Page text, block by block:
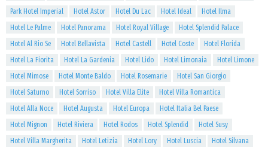
Park Hotel Imperial
Hotel Astor Hotel Du Lac Hotel Ideal
Hotel Ilma
Hotel Le Palme
Hotel Panorama Hotel Royal Village
Hotel Splendid Palace
Hotel Al Rio Se
Hotel Bellavista Hotel Castell Hotel Coste
Hotel Florida
Hotel La Fiorita
Hotel La Gardenia Hotel Lido Hotel Limonaia
Hotel Limone
Hotel Mimose
Hotel Monte Baldo Hotel Rosemarie
Hotel San Giorgio
Hotel Saturno
Hotel Sorriso Hotel Villa Elite
Hotel Villa Romantica
Hotel Alla Noce
Hotel Augusta Hotel Europa
Hotel Italia Bel Paese
Hotel Mignon
Hotel Riviera Hotel Rodos Hotel Splendid
Hotel Susy
Hotel Villa Margherita
Hotel Letizia Hotel Lory Hotel Luscia
Hotel Silvana